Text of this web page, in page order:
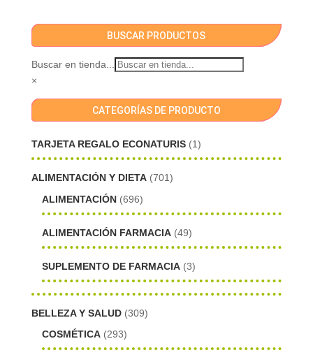
BUSCAR PRODUCTOS
Buscar en tienda...
×
CATEGORÍAS DE PRODUCTO
TARJETA REGALO ECONATURIS (1)
ALIMENTACIÓN Y DIETA (701)
ALIMENTACIÓN (696)
ALIMENTACIÓN FARMACIA (49)
SUPLEMENTO DE FARMACIA (3)
BELLEZA Y SALUD (309)
COSMÉTICA (293)